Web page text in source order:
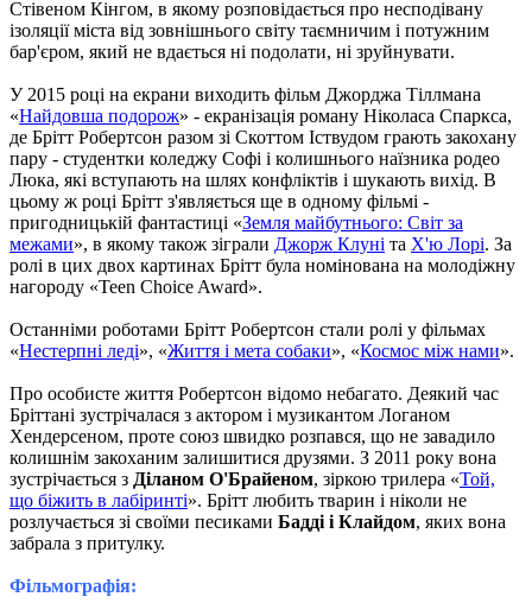
Стівеном Кінгом, в якому розповідається про несподівану
ізоляції міста від зовнішнього світу таємничим і потужним
бар'єром, який не вдається ні подолати, ні зруйнувати.
У 2015 році на екрани виходить фільм Джорджа Тіллмана
«Найдовша подорож» - екранізація роману Ніколаса Спаркса,
де Брітт Робертсон разом зі Скоттом Іствудом грають закохану
пару - студентки коледжу Софі і колишнього наїзника родео
Люка, які вступають на шлях конфліктів і шукають вихід. В
цьому ж році Брітт з'являється ще в одному фільмі -
пригодницькій фантастиці «Земля майбутнього: Світ за
межами», в якому також зіграли Джорж Клуні та Х'ю Лорі. За
ролі в цих двох картинах Брітт була номінована на молодіжну
нагороду «Teen Choice Award».
Останніми роботами Брітт Робертсон стали ролі у фільмах
«Нестерпні леді», «Життя і мета собаки», «Космос між нами».
Про особисте життя Робертсон відомо небагато. Деякий час
Бріттані зустрічалася з актором і музикантом Логаном
Хендерсеном, проте союз швидко розпався, що не завадило
колишнім закоханим залишитися друзями. З 2011 року вона
зустрічається з Діланом О'Брайеном, зіркою трилера «Той,
що біжить в лабіринті». Брітт любить тварин і ніколи не
розлучається зі своїми песиками Бадді і Клайдом, яких вона
забрала з притулку.
Фільмографія: